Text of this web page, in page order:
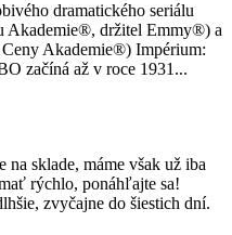
dramatického seriálu
Akademie®, držitel Emmy®) a
Ceny Akademie®) Impérium:
začíná až v roce 1931...
na sklade, máme však už iba
rýchlo, ponáhľajte sa!
zvyčajne do šiestich dní.